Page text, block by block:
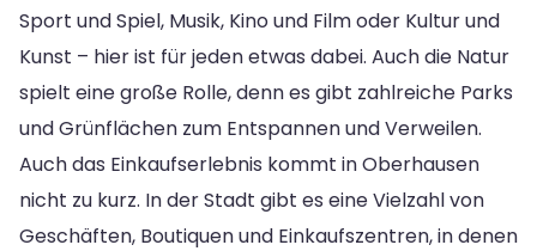
Sport und Spiel, Musik, Kino und Film oder Kultur und
Kunst – hier ist für jeden etwas dabei. Auch die Natur
spielt eine große Rolle, denn es gibt zahlreiche Parks
und Grünflächen zum Entspannen und Verweilen.
Auch das Einkaufserlebnis kommt in Oberhausen
nicht zu kurz. In der Stadt gibt es eine Vielzahl von
Geschäften, Boutiquen und Einkaufszentren, in denen